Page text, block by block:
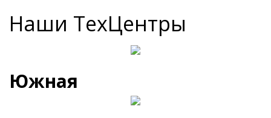
Наши ТехЦентры
Южная